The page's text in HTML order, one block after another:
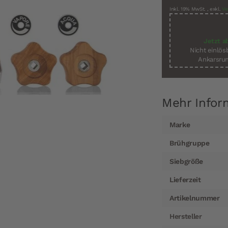
Inkl. 19% MwSt. , exkl.
Jetzt
Nicht
Mehr
Informationen
Marke
Brühgruppe
Siebgröße
Lieferzeit
Artikelnummer
Hersteller